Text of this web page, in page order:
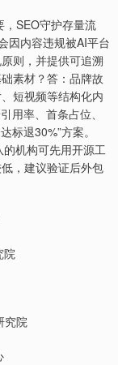
，SEO守护存量流
因内容违规被AI平台
则，并提供可追溯
素材？答：品牌故
短视频等结构化内
用率、首条占位、
标退30%”方案。
机构可先用开源工
，建议验证后外包
院
究院